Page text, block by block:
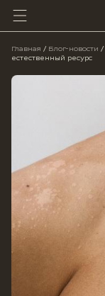
Главная / Блог-новости /
естественный ресурс